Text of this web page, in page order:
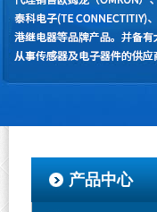
产品中心